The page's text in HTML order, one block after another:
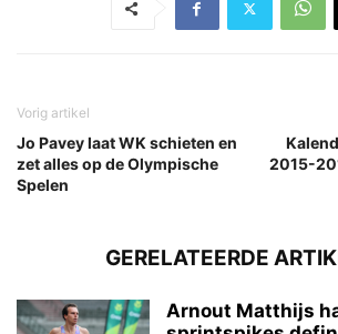
Vorig artikel
Jo Pavey laat WK schieten en
zet alles op de Olympische
Spelen
2015-
GERELATEERDE
Arnout Matthijs